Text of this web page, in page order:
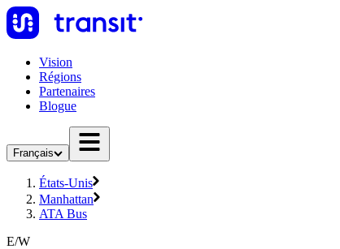
Vision
Régions
Partenaires
Blogue
Français
États-Unis
Manhattan
ATA Bus
E/W